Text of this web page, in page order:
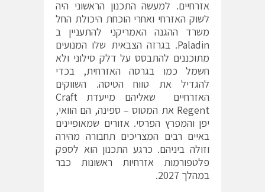
אזרחיים. למעשה התכנון הראשוני היה
לשוק האזרחי ואחרי הוכחת היכולת החל
משרד ההגנה האמריקני להתעניין ב
Paladin. בגרזה הצבאית שלו המנועים
מתוכננים להתבסס על דלק סילוני ולא
חשמל כמו בגרסה האזרחית, בכדי
להגדיל את טווח הטיסה. השווקים
האזרחיים שאליהם מייעדת Craft
Regent את המטוס – ספינה, הם הוואי,
יפן והמפרץ הפרסי. אזורים שמאופיינים
באיים רבים המצריכים תחבורה מהירה
וזולה ביניהם. כרגע התכנון הוא לספק
פלטפורמות אזרחיות ראשונות כבר
במהלך 2027.